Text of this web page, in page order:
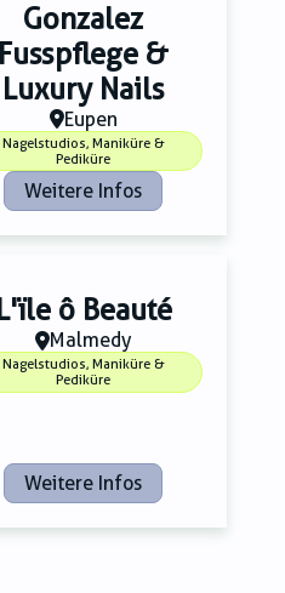
Gonzalez
Fusspflege &
Luxury Nails
Eupen
Nagelstudios, Maniküre &
Pediküre
Weitere Infos
L'ïle ô Beauté
Malmedy
Nagelstudios, Maniküre &
Pediküre
Weitere Infos